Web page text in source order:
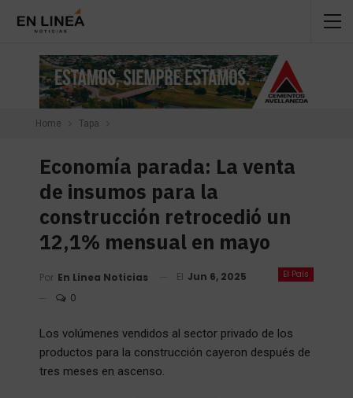
Home Tapa
Economía parada: La venta
de insumos para la
construcción retrocedió un
12,1% mensual en mayo
El País
Por En Linea Noticias El Jun 6, 2025
0
Los volúmenes vendidos al sector privado de los
productos para la construcción cayeron después de
tres meses en ascenso.